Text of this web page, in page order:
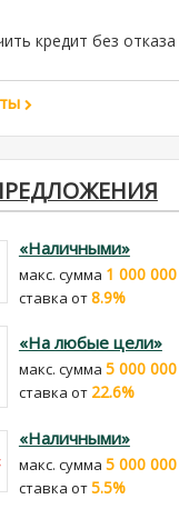
кредит без отказа
«Наличными»
макс. сумма 1 000 000
cтавка от8.9%
«На любые цели»
макс. сумма 5 000 000
cтавка от 22.6%
«Наличными»
макс. сумма 5 000 000
cтавка от5.5%